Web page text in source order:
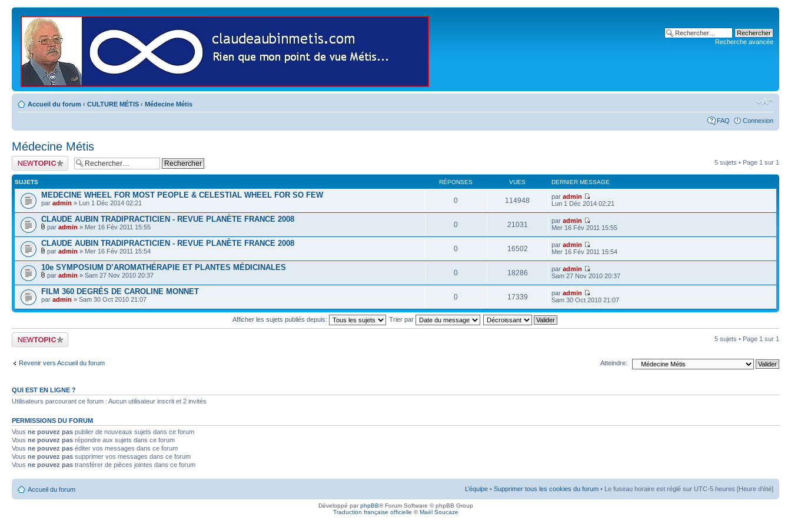
Recherche avancée
Accueil du forum ‹ CULTURE MÉTIS ‹ Médecine Métis
FAQ Connexion
Médecine Métis
Publier un nouveau
sujet
5 sujets • Page 1 sur 1
SUJETS RÉPONSES VUES DERNIER MESSAGE
MEDECINE WHEEL FOR MOST PEOPLE & CELESTIAL WHEEL FOR SO FEW
par admin » Lun 1 Déc 2014 02:21 0 114948 paradmin
Lun 1 Déc 2014 02:21
CLAUDE AUBIN TRADIPRACTICIEN - REVUE PLANÈTE FRANCE 2008
par admin » Mer 16 Fév 2011 15:55 0 21031 paradmin
Mer 16 Fév 2011 15:55
CLAUDE AUBIN TRADIPRACTICIEN - REVUE PLANÈTE FRANCE 2008
par admin » Mer 16 Fév 2011 15:54 0 16502 paradmin
Mer 16 Fév 2011 15:54
10e SYMPOSIUM D’AROMATHÉRAPIE ET PLANTES MÉDICINALES
par admin » Sam 27 Nov 2010 20:37 0 18286 paradmin
Sam 27 Nov 2010 20:37
FILM 360 DEGRÉS DE CAROLINE MONNET
par admin » Sam 30 Oct 2010 21:07 0 17339 paradmin
Sam 30 Oct 2010 21:07
Afficher les sujets publiés depuis: Trier par
Publier un nouveau
sujet
5 sujets • Page 1 sur 1
Revenir vers Accueil du forum Atteindre:
QUI EST EN LIGNE ?
Utilisateurs parcourant ce forum : Aucun utilisateur inscrit et 2 invités
PERMISSIONS DU FORUM
Vous ne pouvez pas publier de nouveaux sujets dans ce forum
Vous ne pouvez pas répondre aux sujets dans ce forum
Vous ne pouvez pas éditer vos messages dans ce forum
Vous ne pouvez pas supprimer vos messages dans ce forum
Vous ne pouvez pas transférer de pièces jointes dans ce forum
Accueil du forum L’équipe • Supprimer tous les cookies du forum • Le fuseau horaire est réglé sur UTC-5 heures [Heure d’été]
Développé parphpBB® Forum Software © phpBB Group
Traduction française officielle ©Maël Soucaze